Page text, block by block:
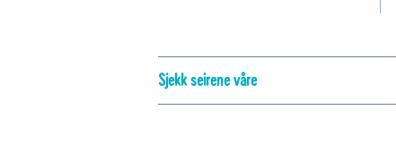
Sjekk seirene våre